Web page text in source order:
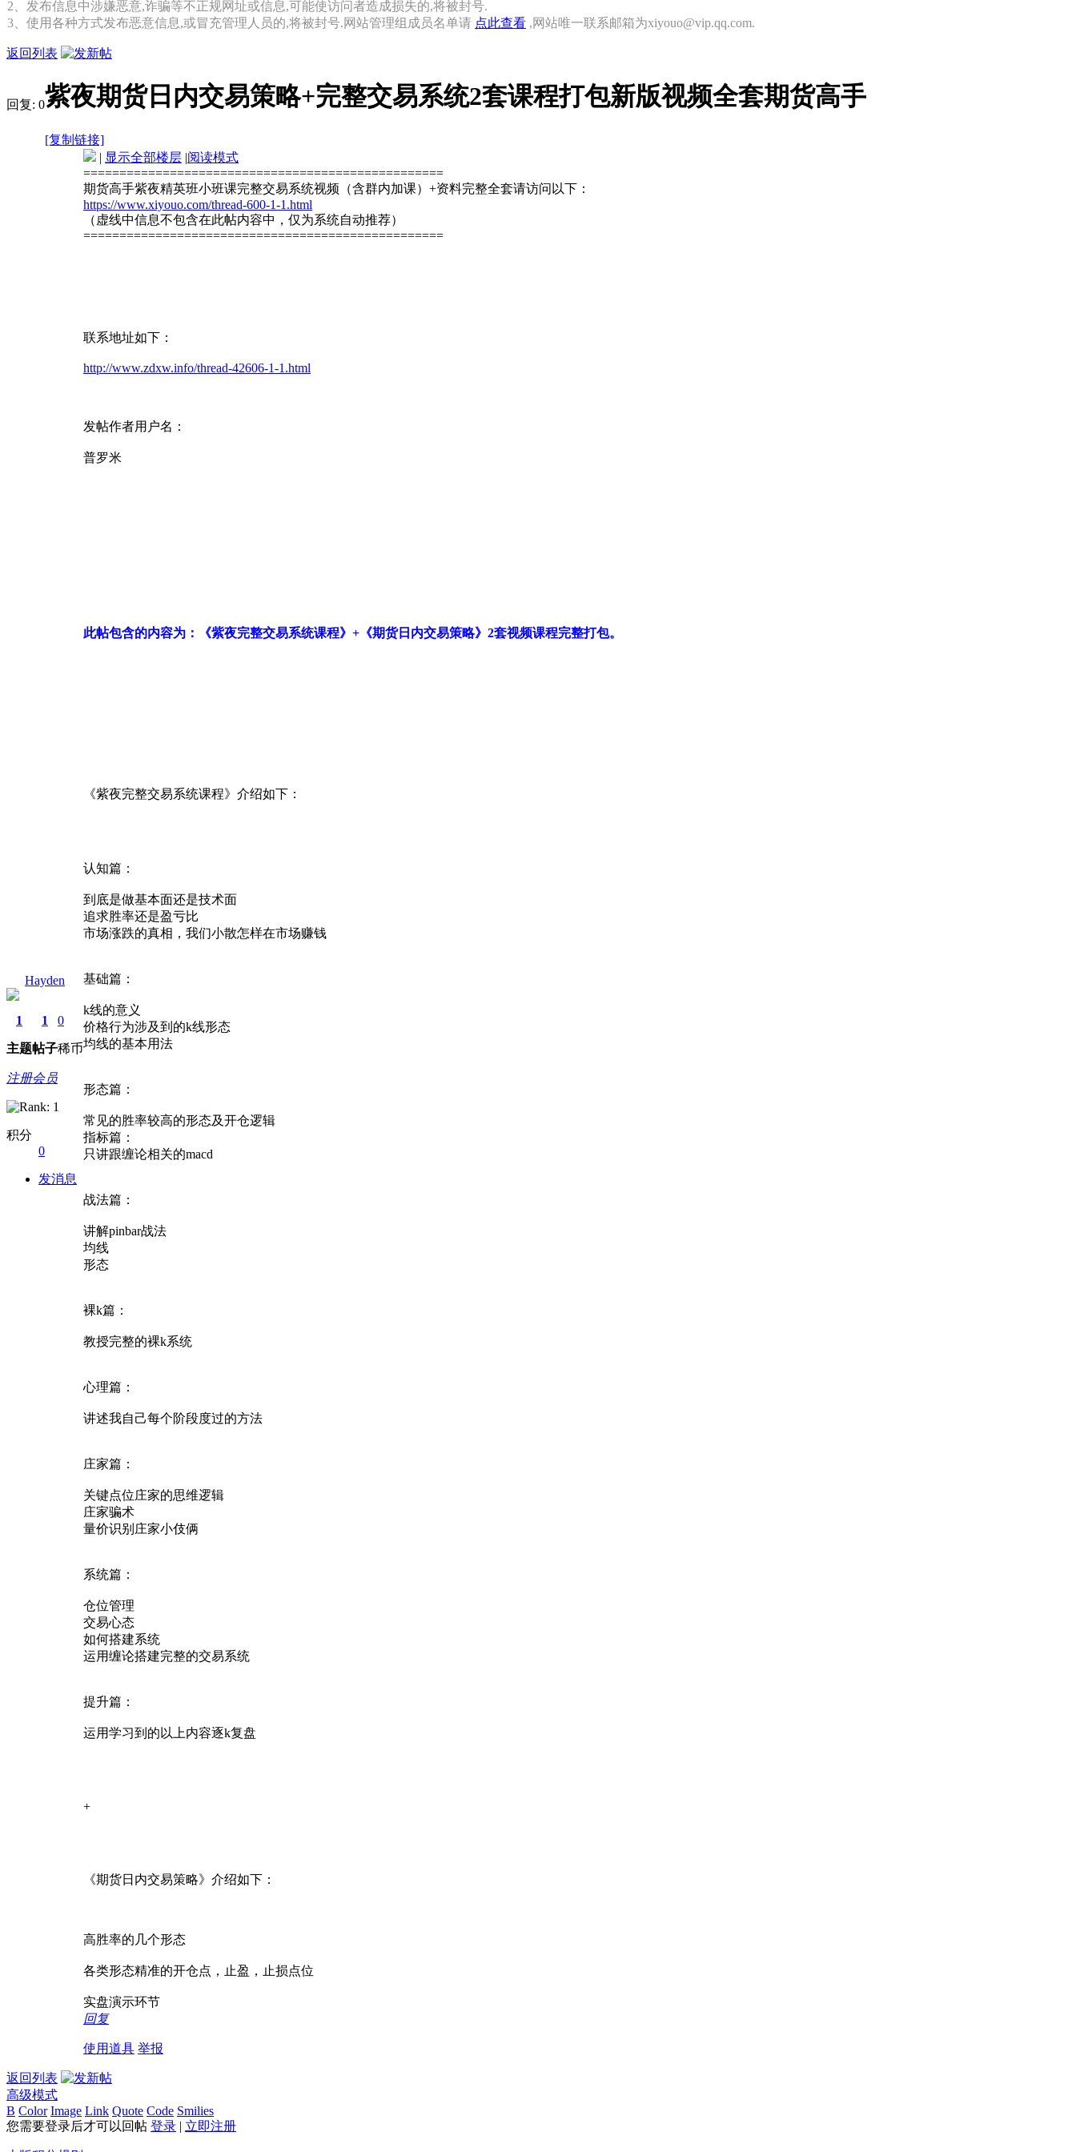
2、发布信息中涉嫌恶意,诈骗等不正规网址或信息,可能使访问者造成损失的,将被封号.
3、使用各种方式发布恶意信息,或冒充管理人员的,将被封号.网站管理组成员名单请 点此查看 ,网站唯一联系邮箱为xiyouo@vip.qq.com.
返回列表
回复: 0紫夜期货日内交易策略+完整交易系统2套课程打包新版视频全套期货高手
[复制链接]
Hayden
1
主题
1
帖子
0
稀币
注册会员
积分
0
发消息
| 显示全部楼层 |阅读模式
==================================================
期货高手紫夜精英班小班课完整交易系统视频（含群内加课）+资料完整全套请访问以下：
https://www.xiyouo.com/thread-600-1-1.html
（虚线中信息不包含在此帖内容中，仅为系统自动推荐）
==================================================
联系地址如下：
http://www.zdxw.info/thread-42606-1-1.html
发帖作者用户名：
普罗米
此帖包含的内容为：《紫夜完整交易系统课程》+《期货日内交易策略》2套视频课程完整打包。
《紫夜完整交易系统课程》介绍如下：
认知篇：
到底是做基本面还是技术面
追求胜率还是盈亏比
市场涨跌的真相，我们小散怎样在市场赚钱
基础篇：
k线的意义
价格行为涉及到的k线形态
均线的基本用法
形态篇：
常见的胜率较高的形态及开仓逻辑
指标篇：
只讲跟缠论相关的macd
战法篇：
讲解pinbar战法
均线
形态
裸k篇：
教授完整的裸k系统
心理篇：
讲述我自己每个阶段度过的方法
庄家篇：
关键点位庄家的思维逻辑
庄家骗术
量价识别庄家小伎俩
系统篇：
仓位管理
交易心态
如何搭建系统
运用缠论搭建完整的交易系统
提升篇：
运用学习到的以上内容逐k复盘
+
《期货日内交易策略》介绍如下：
高胜率的几个形态
各类形态精准的开仓点，止盈，止损点位
实盘演示环节
回复
使用道具 举报
返回列表
高级模式
B Color Image Link Quote Code Smilies
您需要登录后才可以回帖 登录 | 立即注册